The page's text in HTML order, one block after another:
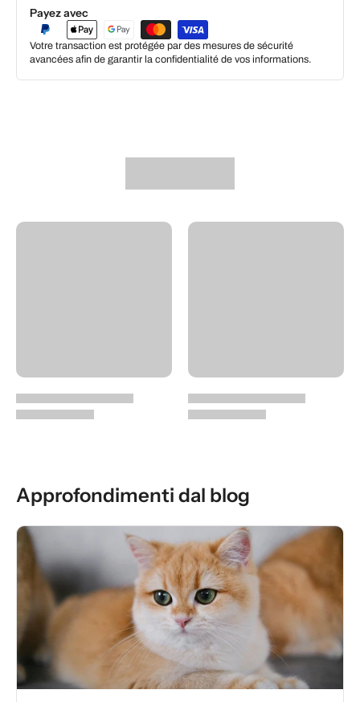
Payez avec
Votre transaction est protégée par des mesures de sécurité
avancées afin de garantir la confidentialité de vos informations.
Approfondimenti dal blog